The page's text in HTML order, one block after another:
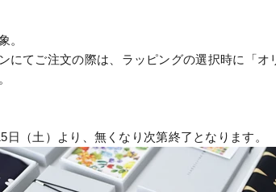
。
にてご注文の際は、 ラッピングの選択時に「オ
日（土）より、無くなり次第終了となります。